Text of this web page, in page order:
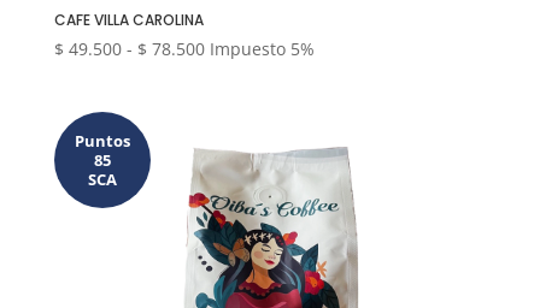
CAFE VILLA CAROLINA
$ 49.500 - $ 78.500Rango
$ 49.500
hasta
$ 78.500
Impuesto 5%
Puntos
85
SCA